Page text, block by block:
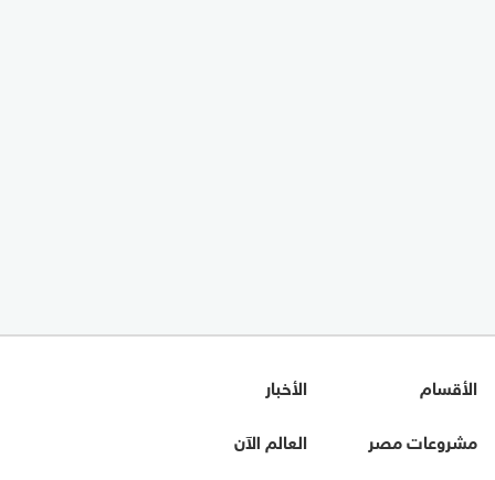
الأقسام
الأخبار
مشروعات مصر
العالم الآن